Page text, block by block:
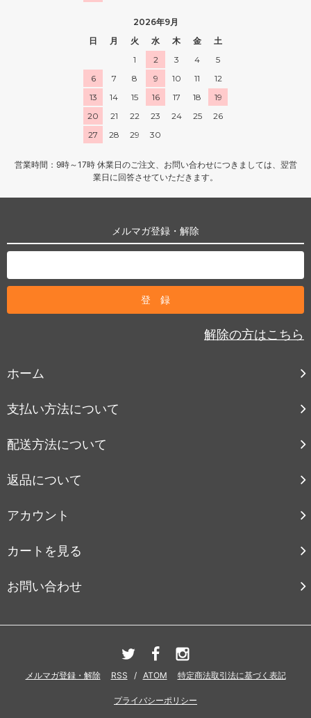
2026年9月
日
月 火 水 木 金
土
1
2 3 4
5
6
7 8 9 10 11
12
13
14 15 16 17 18
19
20
21 22 23 24 25
26
27
28 29 30
営業時間：9時～17時 休業日のご注文、お問い合わせにつきましては、翌営
業日に回答させていただきます。
メルマガ登録・解除
解除の方はこちら
ホーム
支払い方法について
配送方法について
返品について
アカウント
カートを見る
お問い合わせ
メルマガ登録・解除 RSS / ATOM 特定商法取引法に基づく表記
プライバシーポリシー